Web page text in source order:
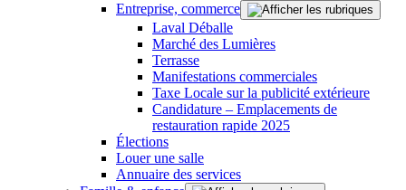
Entreprise, commerce
Laval Déballe
Marché des Lumières
Terrasse
Manifestations commerciales
Taxe Locale sur la publicité extérieure
Candidature – Emplacements de
restauration rapide 2025
Élections
Louer une salle
Annuaire des services